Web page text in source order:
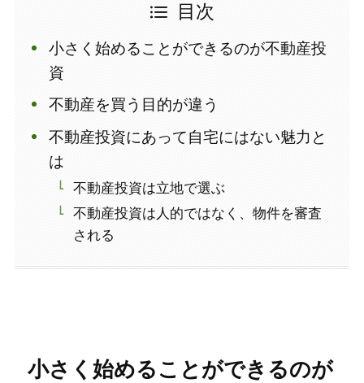
目次
小さく始めることができるのが不動産投
資
不動産を買う目的が違う
不動産投資にあって自宅にはない魅力と
は
不動産投資は立地で選ぶ
不動産投資は人的ではなく、物件を審査
される
小さく始めることができるのが